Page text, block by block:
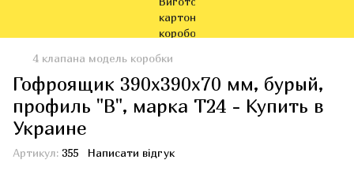
4 клапана модель коробки
Гофроящик 390x390x70 мм, бурый,
профиль "В", марка Т24 - Купить в
Украине
Артикул: 355 Написати відгук